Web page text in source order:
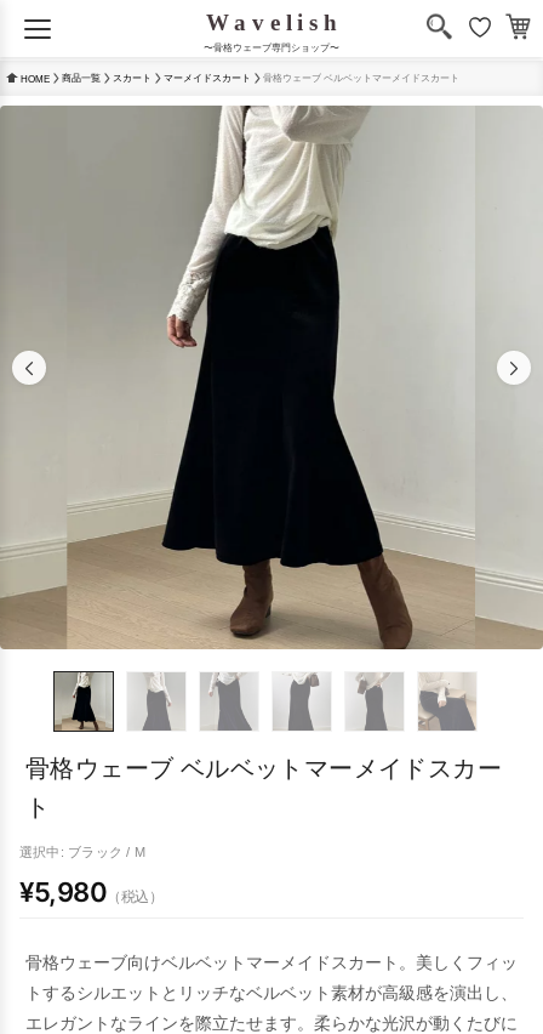
〜骨格ウェーブ専門ショップ〜
HOME 商品一覧 スカート マーメイドスカート 骨格ウェーブ ベルベットマーメイドスカート
骨格ウェーブ ベルベットマーメイドスカー
ト
選択中: ブラック / M
¥5,980 （税込）
骨格ウェーブ向けベルベットマーメイドスカート。美しくフィッ
トするシルエットとリッチなベルベット素材が高級感を演出し、
エレガントなラインを際立たせます。柔らかな光沢が動くたびに